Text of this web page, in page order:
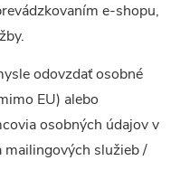
e-shopu,
odovzdať osobné
EU) alebo
osobných údajov v
služieb /